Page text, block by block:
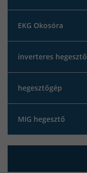
EKG Okosóra
inverteres hegesztő
hegesztőgép
MIG hegesztő